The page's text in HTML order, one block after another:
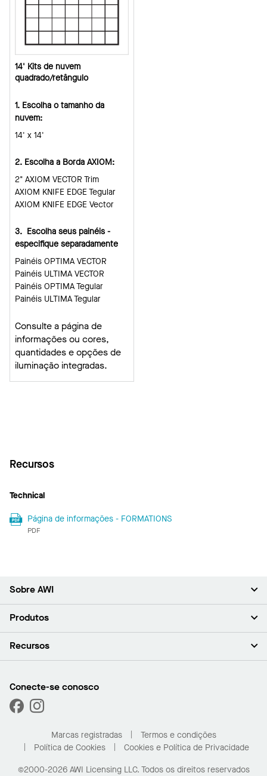
14' Kits de nuvem
quadrado/retângulo
1. Escolha o tamanho da
nuvem:
14' x 14'
2. Escolha a Borda AXIOM:
2" AXIOM VECTOR Trim
AXIOM KNIFE EDGE Tegular
AXIOM KNIFE EDGE Vector
3. Escolha seus painéis -
especifique separadamente
Painéis OPTIMA VECTOR
Painéis ULTIMA VECTOR
Painéis OPTIMA Tegular
Painéis ULTIMA Tegular
Consulte a página de
informações ou cores,
quantidades e opções de
iluminação integradas.
Recursos
Technical
Página de informações - FORMATIONS
PDF
Sobre AWI
Sobre nós (em inglês)
Sala de imprensa (em inglês)
Responsabilidade (em inglês)
Produtos
Forros
Capacidades personalizadas
Desempenho
Recursos
Encontre um distribuidor
Galeria de projetos
Conecte-se conosco
Marcas registradas
Termos e condições
Política de Cookies
Cookies e Política de Privacidade
©2000-2026 AWI Licensing LLC. Todos os direitos reservados